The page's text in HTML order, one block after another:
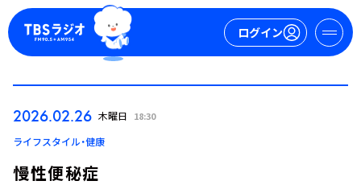
ログイン
ログイン
2026.02.26 木曜日 18:30
ライフスタイル・健康
慢性便秘症